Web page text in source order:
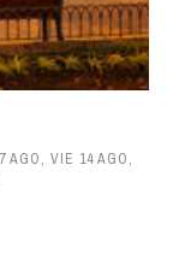
AGO, VIE 14 AGO,